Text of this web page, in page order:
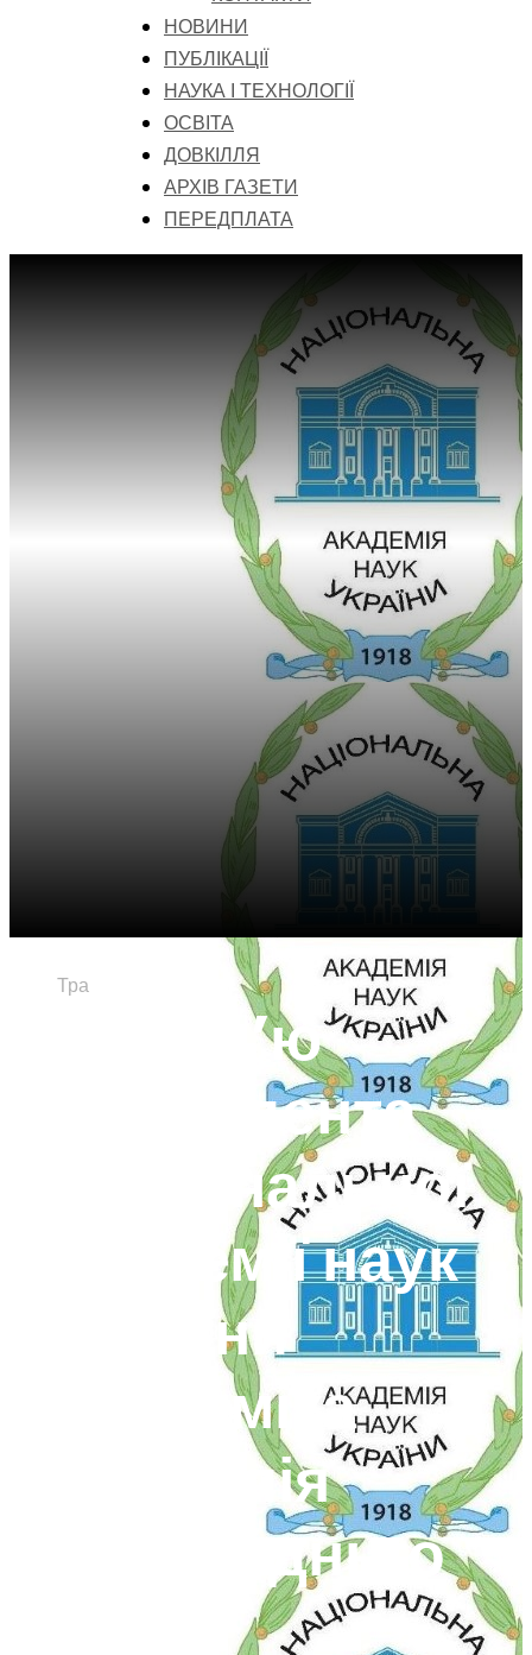
НОВИНИ
ПУБЛІКАЦІЇ
НАУКА І ТЕХНОЛОГІЇ
ОСВІТА
ДОВКІЛЛЯ
АРХІВ ГАЗЕТИ
ПЕРЕДПЛАТА
Тра
Інтерв’ю
Президента
Національної
академії наук
України
академіка
Анатолія
Загородньго